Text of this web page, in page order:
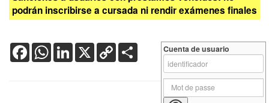
podrán inscribirse a cursada ni rendir exámenes finales
FacebookWhatsApp
LinkedIn
X Copy
Link
Cuenta de usuario